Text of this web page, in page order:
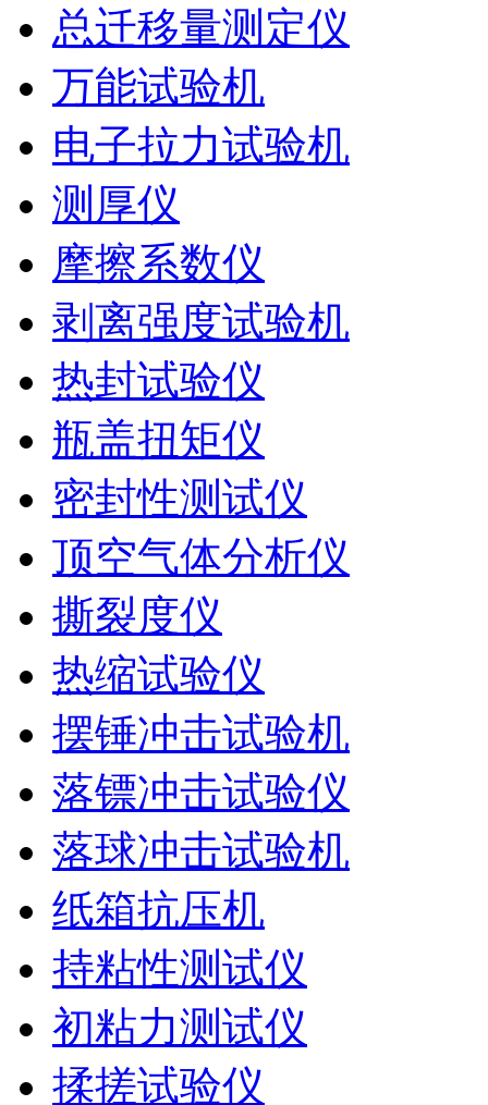
总迁移量测定仪
万能试验机
电子拉力试验机
测厚仪
摩擦系数仪
剥离强度试验机
热封试验仪
瓶盖扭矩仪
密封性测试仪
顶空气体分析仪
撕裂度仪
热缩试验仪
摆锤冲击试验机
落镖冲击试验仪
落球冲击试验机
纸箱抗压机
持粘性测试仪
初粘力测试仪
揉搓试验仪